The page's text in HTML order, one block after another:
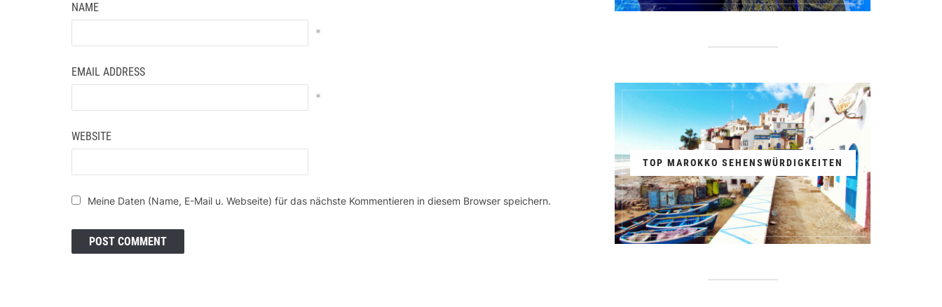
NAME
*
EMAIL ADDRESS
*
WEBSITE
Meine Daten (Name, E-Mail u. Webseite) für das nächste Kommentieren in diesem Browser speichern.
TOP MAROKKO SEHENSWÜRDIGKEITEN